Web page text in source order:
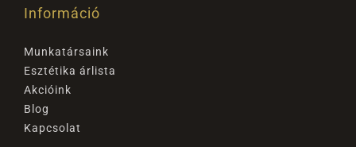
Információ
Munkatársaink
Esztétika árlista
Akcióink
Blog
Kapcsolat